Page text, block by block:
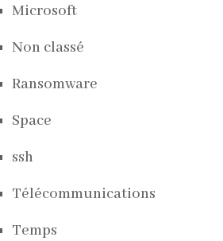
Microsoft
Non classé
Ransomware
Space
ssh
Télécommunications
Temps